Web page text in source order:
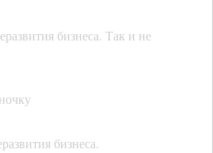
бизнеса. Так и не
бизнеса.